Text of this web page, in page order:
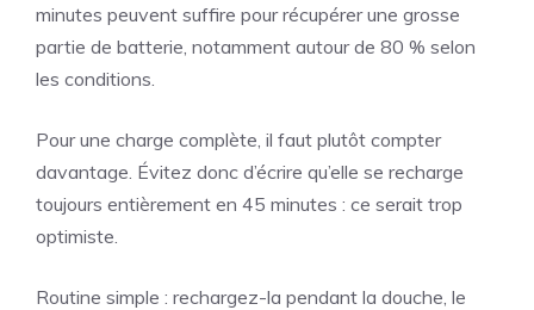
minutes peuvent suffire pour récupérer une grosse
partie de batterie, notamment autour de 80 % selon
les conditions.
Pour une charge complète, il faut plutôt compter
davantage. Évitez donc d’écrire qu’elle se recharge
toujours entièrement en 45 minutes : ce serait trop
optimiste.
Routine simple : rechargez-la pendant la douche, le